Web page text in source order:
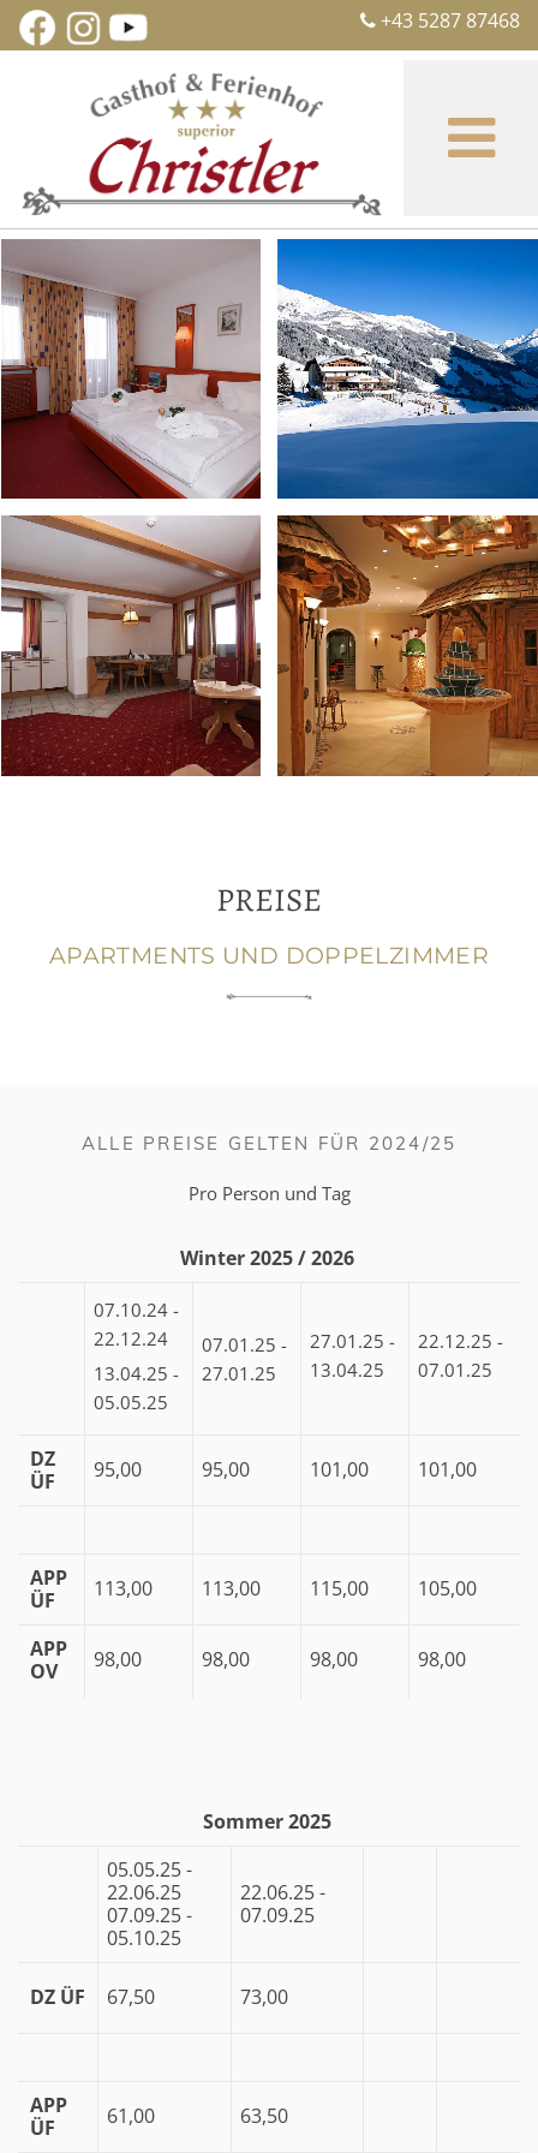
 +43 5287 87468
PREISE
APARTMENTS UND DOPPELZIMMER
ALLE PREISE GELTEN FÜR 2024/25
Pro Person und Tag
Winter 2025 / 2026
07.10.24 -
22.12.24
13.04.25 -
05.05.25
07.01.25 -
27.01.25
27.01.25 -
13.04.25
22.12.25 -
07.01.25
DZ
ÜF
95,00 95,00 101,00 101,00
APP
ÜF
113,00 113,00 115,00 105,00
APP
OV
98,00 98,00 98,00 98,00
Sommer 2025
05.05.25 -
22.06.25
07.09.25 -
05.10.25
22.06.25 -
07.09.25
DZ ÜF 67,50 73,00
APP
ÜF
61,00 63,50